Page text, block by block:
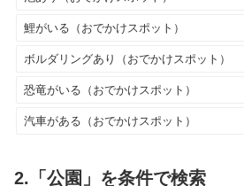
鯉がいる（おでかけスポット）
ボルダリングあり（おでかけスポット）
恐竜がいる（おでかけスポット）
汽車がある（おでかけスポット）
2.「公園」を条件で検索